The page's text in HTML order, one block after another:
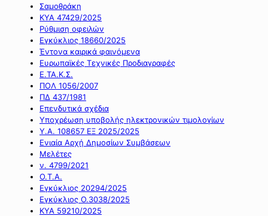
Σαμοθράκη
ΚΥΑ 47429/2025
Ρύθμιση οφειλών
Εγκύκλιος 18660/2025
Έντονα καιρικά φαινόμενα
Ευρωπαϊκές Τεχνικές Προδιαγραφές
Ε.ΤΑ.Κ.Σ.
ΠΟΛ 1056/2007
ΠΔ 437/1981
Επενδυτικά σχέδια
Υποχρέωση υποβολής ηλεκτρονικών τιμολογίων
Υ.Α. 108657 ΕΞ 2025/2025
Ενιαία Αρχή Δημοσίων Συμβάσεων
Μελέτες
ν. 4799/2021
Ο.Τ.Α.
Εγκύκλιος 20294/2025
Εγκύκλιος Ο.3038/2025
ΚΥΑ 59210/2025